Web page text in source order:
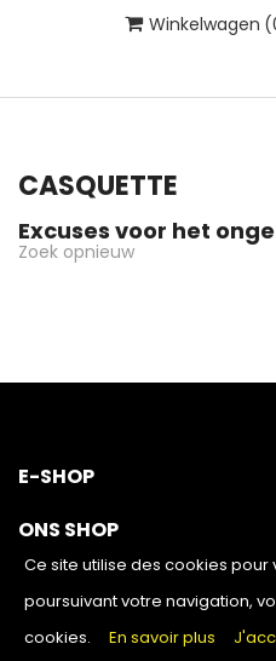
Winkelwagen
CASQUETTE
Excuses voor het
Zoek opnieuw
E-SHOP
ONS SHOP
Ce site utilise des cookies pour
poursuivant votre navigation,
cookies.
En savoir plus